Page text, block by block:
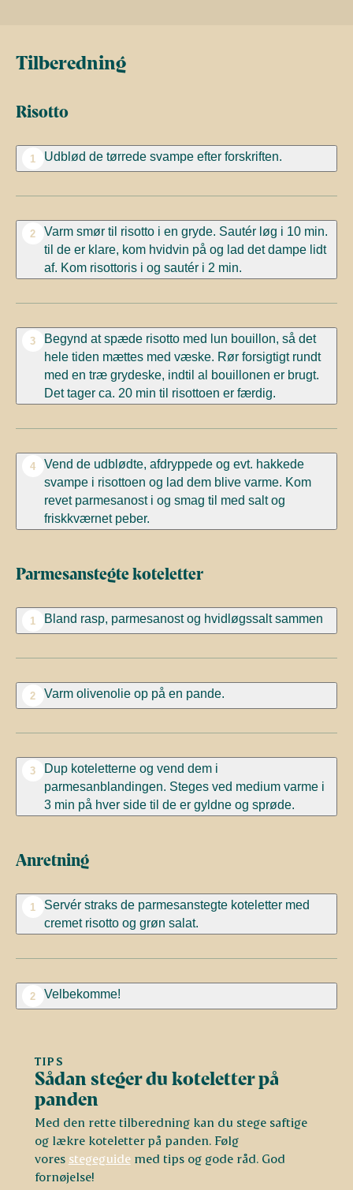
Tilberedning
Risotto
1 Udblød de tørrede svampe efter forskriften.
2
Varm smør til risotto i en gryde. Sautér løg i 10 min.
til de er klare, kom hvidvin på og lad det dampe lidt
af. Kom risottoris i og sautér i 2 min.
3
Begynd at spæde risotto med lun bouillon, så det
hele tiden mættes med væske. Rør forsigtigt rundt
med en træ grydeske, indtil al bouillonen er brugt.
Det tager ca. 20 min til risottoen er færdig.
4
Vend de udblødte, afdryppede og evt. hakkede
svampe i risottoen og lad dem blive varme. Kom
revet parmesanost i og smag til med salt og
friskkværnet peber.
Parmesanstegte koteletter
1 Bland rasp, parmesanost og hvidløgssalt sammen
2 Varm olivenolie op på en pande.
3
Dup koteletterne og vend dem i
parmesanblandingen. Steges ved medium varme i
3 min på hver side til de er gyldne og sprøde.
Anretning
1
Servér straks de parmesanstegte koteletter med
cremet risotto og grøn salat.
2 Velbekomme!
TIPS
Sådan steger du koteletter på
panden
Med den rette tilberedning kan du stege saftige
og lækre koteletter på panden. Følg
vores stegeguidemed tips og gode råd. God
fornøjelse!